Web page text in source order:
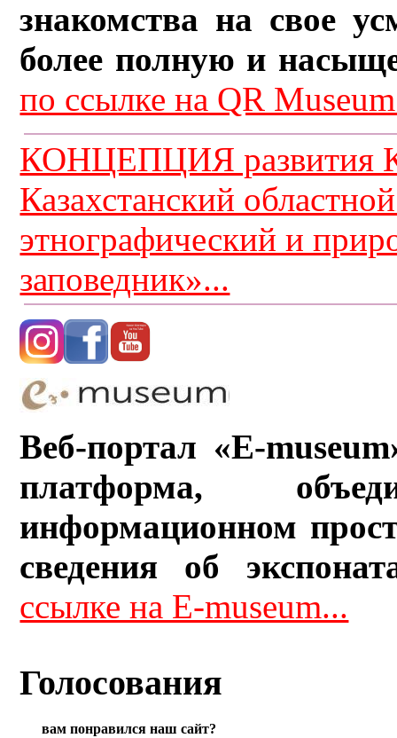
знакомства на свое
более полную и
по ссылке на QR
КОНЦЕПЦИЯ развития
Казахстанский
этнографический и
заповедник»...
Веб-портал «E-
платформа,
информационном
сведения об
ссылке на E-museum...
Голосования
вам понравился наш сайт?